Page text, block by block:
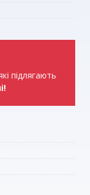
підлягають